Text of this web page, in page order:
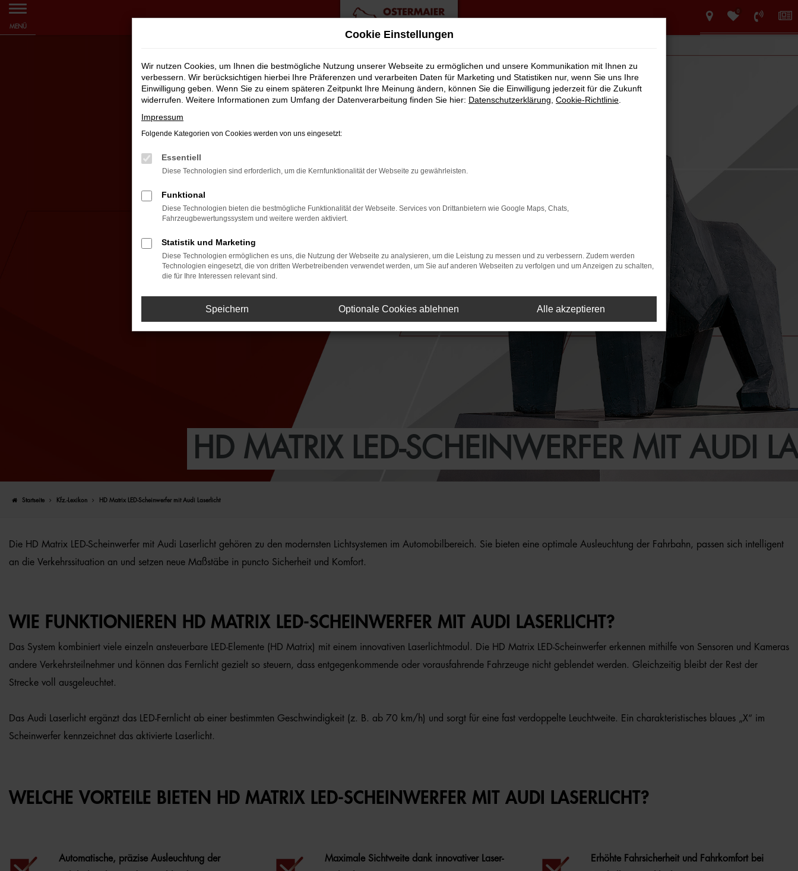
Hauptinhalt
MENÜ
0
HD MATRIX LED-SCHEINWERFER MIT AUDI
Startseite Kfz.-Lexikon HD Matrix LED-Scheinwerfer mit Audi Laserlicht
Die HD Matrix LED-Scheinwerfer mit Audi Laserlicht gehören zu den modernsten Lichtsystemen im Automobilbereich. Sie bieten eine optimale Ausleuchtung der Fahrbahn, passen sich intelligent
an die Verkehrssituation an und setzen neue Maßstäbe in puncto Sicherheit und Komfort.
WIE FUNKTIONIEREN HD MATRIX LED-SCHEINWERFER MIT AUDI LASERLICHT?
Das System kombiniert viele einzeln ansteuerbare LED-Elemente (HD Matrix) mit einem innovativen Laserlichtmodul. Die HD Matrix LED-Scheinwerfer erkennen mithilfe von Sensoren und Kameras
andere Verkehrsteilnehmer und können das Fernlicht gezielt so steuern, dass entgegenkommende oder vorausfahrende Fahrzeuge nicht geblendet werden. Gleichzeitig bleibt der Rest der
Strecke voll ausgeleuchtet.
Das Audi Laserlicht ergänzt das LED-Fernlicht ab einer bestimmten Geschwindigkeit (z. B. ab 70 km/h) und sorgt für eine fast verdoppelte Leuchtweite. Ein charakteristisches blaues „X“ im
Scheinwerfer kennzeichnet das aktivierte Laserlicht.
WELCHE VORTEILE BIETEN HD MATRIX LED-SCHEINWERFER MIT AUDI LASERLICHT?
Automatische, präzise Ausleuchtung der
Maximale Sichtweite dank innovativer Laser-
Erhöhte Fahrsicherheit und Fahrkomfort bei
Cookie Einstellungen
Wir nutzen Cookies, um Ihnen die bestmögliche Nutzung unserer Webseite zu ermöglichen und unsere Kommunikation mit Ihnen zu
verbessern. Wir berücksichtigen hierbei Ihre Präferenzen und verarbeiten Daten für Marketing und Statistiken nur, wenn Sie uns Ihre
Einwilligung geben. Wenn Sie zu einem späteren Zeitpunkt Ihre Meinung ändern, können Sie die Einwilligung jederzeit für die Zukunft
widerrufen. Weitere Informationen zum Umfang der Datenverarbeitung finden Sie hier: Datenschutzerklärung Cookie-Richtlinie
Impressum
Folgende Kategorien von Cookies werden von uns eingesetzt:
Essentiell
Diese Technologien sind erforderlich, um die Kernfunktionalität der Webseite zu gewährleisten.
Funktional
Diese Technologien bieten die bestmögliche Funktionalität der Webseite. Services von Drittanbietern wie Google Maps, Chats,
Fahrzeugbewertungssystem und weitere werden aktiviert.
Statistik und Marketing
Diese Technologien ermöglichen es uns, die Nutzung der Webseite zu analysieren, um die Leistung zu messen und zu verbessern. Zudem werden
Technologien eingesetzt, die von dritten Werbetreibenden verwendet werden, um Sie auf anderen Webseiten zu verfolgen und um Anzeigen zu schalten,
die für Ihre Interessen relevant sind.
Speichern Optionale Cookies ablehnen Alle akzeptieren